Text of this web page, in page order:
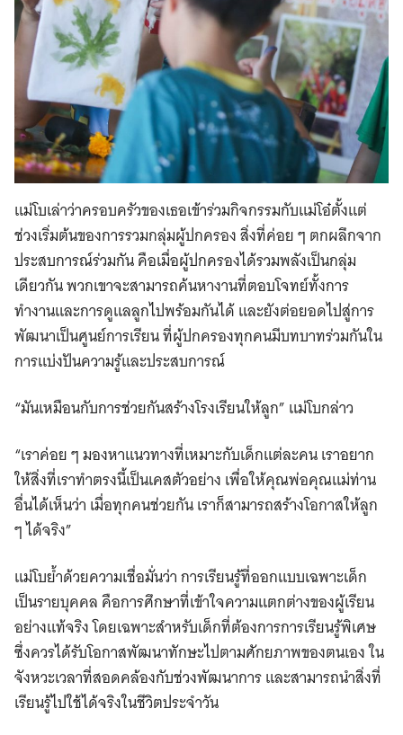
แม่โบเล่าว่าครอบครัวของเธอเข้าร่วมกิจกรรมกับแม่โอ๋ตั้งแต่
ช่วงเริ่มต้นของการรวมกลุ่มผู้ปกครอง สิ่งที่ค่อย ๆ ตกผลึกจาก
ประสบการณ์ร่วมกัน คือเมื่อผู้ปกครองได้รวมพลังเป็นกลุ่ม
เดียวกัน พวกเขาจะสามารถค้นหางานที่ตอบโจทย์ทั้งการ
ทำงานและการดูแลลูกไปพร้อมกันได้ และยังต่อยอดไปสู่การ
พัฒนาเป็นศูนย์การเรียน ที่ผู้ปกครองทุกคนมีบทบาทร่วมกันใน
การแบ่งปันความรู้และประสบการณ์
“มันเหมือนกับการช่วยกันสร้างโรงเรียนให้ลูก” แม่โบกล่าว
“เราค่อย ๆ มองหาแนวทางที่เหมาะกับเด็กแต่ละคน เราอยาก
ให้สิ่งที่เราทำตรงนี้เป็นเคสตัวอย่าง เพื่อให้คุณพ่อคุณแม่ท่าน
อื่นได้เห็นว่า เมื่อทุกคนช่วยกัน เราก็สามารถสร้างโอกาสให้ลูก
ๆ ได้จริง”
แม่โบย้ำด้วยความเชื่อมั่นว่า การเรียนรู้ที่ออกแบบเฉพาะเด็ก
เป็นรายบุคคล คือการศึกษาที่เข้าใจความแตกต่างของผู้เรียน
อย่างแท้จริง โดยเฉพาะสำหรับเด็กที่ต้องการการเรียนรู้พิเศษ
ซึ่งควรได้รับโอกาสพัฒนาทักษะไปตามศักยภาพของตนเอง ใน
จังหวะเวลาที่สอดคล้องกับช่วงพัฒนาการ และสามารถนำสิ่งที่
เรียนรู้ไปใช้ได้จริงในชีวิตประจำวัน